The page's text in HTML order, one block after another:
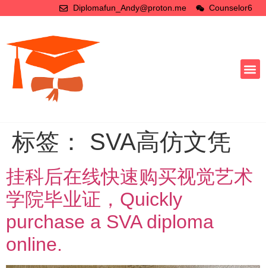
Diplomafun_Andy@proton.me Counselor6
标签： SVA高仿文凭
挂科后在线快速购买视觉艺术
学院毕业证，Quickly
purchase a SVA diploma
online.